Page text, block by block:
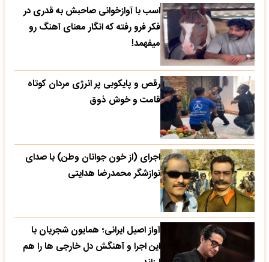
اسب با آوازخوانی صاحبش به قدری در
فکر فرو رفته که انگار معنای آهنگ رو
میفهمد!
رقص و پایکوبی پر انرژی مردان کوتاه
قامت و خوش ذوق
اجرای (از خون جوانان وطن) با صدای
نوازشگر محمدرضا هدایتی
آواز اصیل ایرانی؛ همایون شجریان با
این اجرا و آهنگش دل خارجی ها را هم